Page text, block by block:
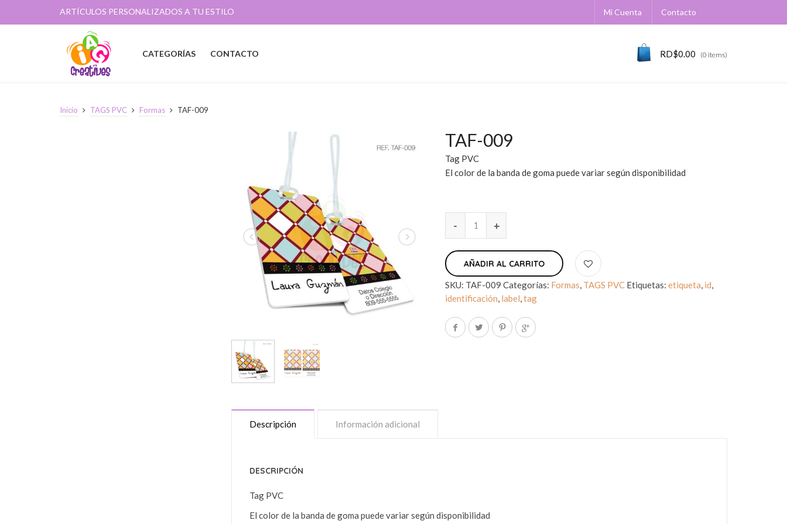
ARTÍCULOS PERSONALIZADOS A TU ESTILO Mi Cuenta Contacto
RD$0.00 (0 items)
CATEGORÍAS CONTACTO
Inicio TAGS PVC Formas TAF-009
TAF-009
Tag PVC
El color de la banda de goma puede variar según disponibilidad
AÑADIR AL CARRITO
SKU: TAF-009 Categorías: Formas, TAGS PVC Etiquetas:etiqueta, id,
identificación, label,tag
Descripción Información adicional
DESCRIPCIÓN
Tag PVC
El color de la banda de goma puede variar según disponibilidad